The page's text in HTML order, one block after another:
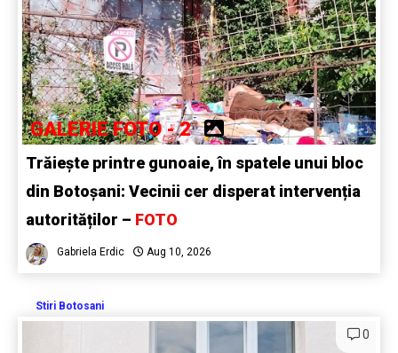
GALERIE FOTO - 2
Trăiește printre gunoaie, în spatele unui bloc
din Botoșani: Vecinii cer disperat intervenția
autorităților – FOTO
Gabriela Erdic Aug 10, 2026
Stiri Botosani
0